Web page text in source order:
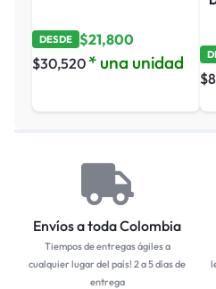
DESDE $21,800
$30,520 * una unidad
$
Envíos a toda Colombia
Tiempos de entregas ágiles a
cualquier lugar del país! 2 a 5 días de
entrega